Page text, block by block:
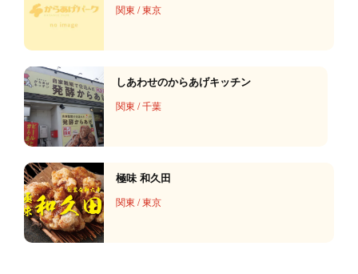
関東 /東京
しあわせのからあげキッチン
関東 /千葉
極味 和久田
関東 /東京